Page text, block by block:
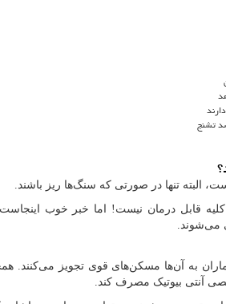
تشنج
البته تنها در صورتی که سنگ‌ها ریز باشند.
کلیه قابل درمان نیست! اما خبر خوب
می‌شوند.
به آن‌ها مسکن‌های قوی تجویز می‌کنند.
آنتی بیوتیک مصرف کند.